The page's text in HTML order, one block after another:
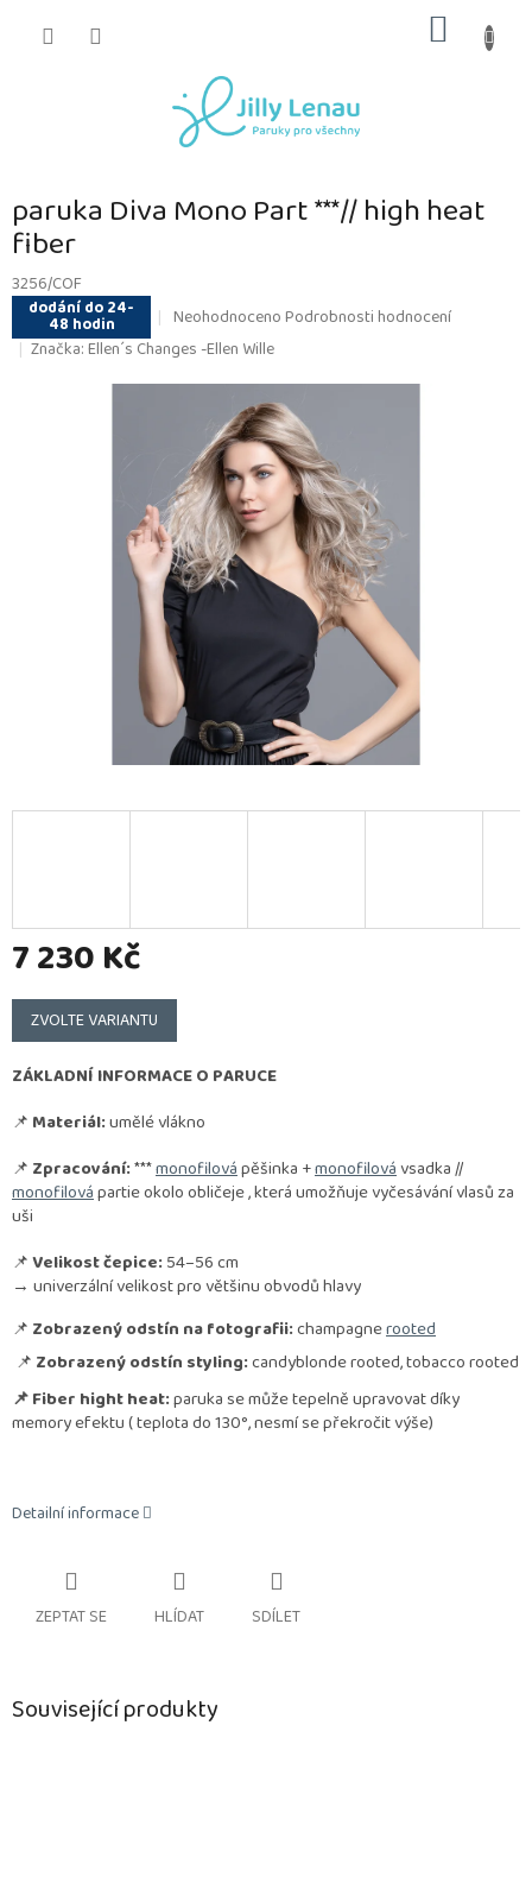
KOŠÍK
paruka Diva Mono Part ***// high heat
fiber
3256/COF
dodání do 24-
48 hodin
Průměrné
hodnocení
produktu
je
hvězdiček.
NeohodnocenoPodrobnosti hodnocení
Značka:Ellen´s Changes -Ellen Wille
7 230 Kč
Měrná
cena:
ZVOLTE VARIANTU
ZÁKLADNÍ INFORMACE O PARUCE
📌 Materiál:umělé vlákno
📌 Zpracování:***monofilovápěšinka +monofilovávsadka //
monofilovápartie okolo obličeje , která umožňuje vyčesávání vlasů za
uši
📌Velikost čepice: 54–56 cm
→ univerzální velikost pro většinu obvodů hlavy
📌 Zobrazený odstín na fotografii:champagnerooted
📌 Zobrazený odstín styling:candyblonde rooted, tobacco rooted
📌 Fiber hight heat:paruka se může tepelně upravovat díky
memory efektu ( teplota do 130°, nesmí se překročit výše)
Detailní informace
ZEPTAT SE HLÍDAT SDÍLET
Související produkty